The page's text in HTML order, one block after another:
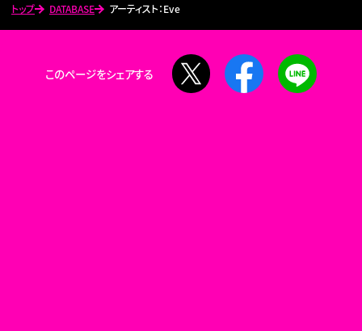
トップ DATABASE アーティスト：Eve
このページをシェアする
Facebook